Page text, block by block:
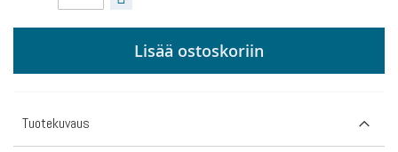
Lisää ostoskoriin
Tuotekuvaus